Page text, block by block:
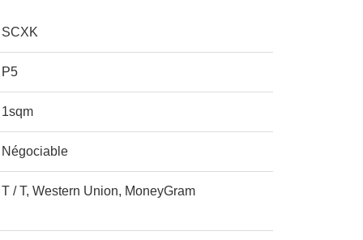
SCXK
P5
1sqm
Négociable
T / T, Western Union, MoneyGram